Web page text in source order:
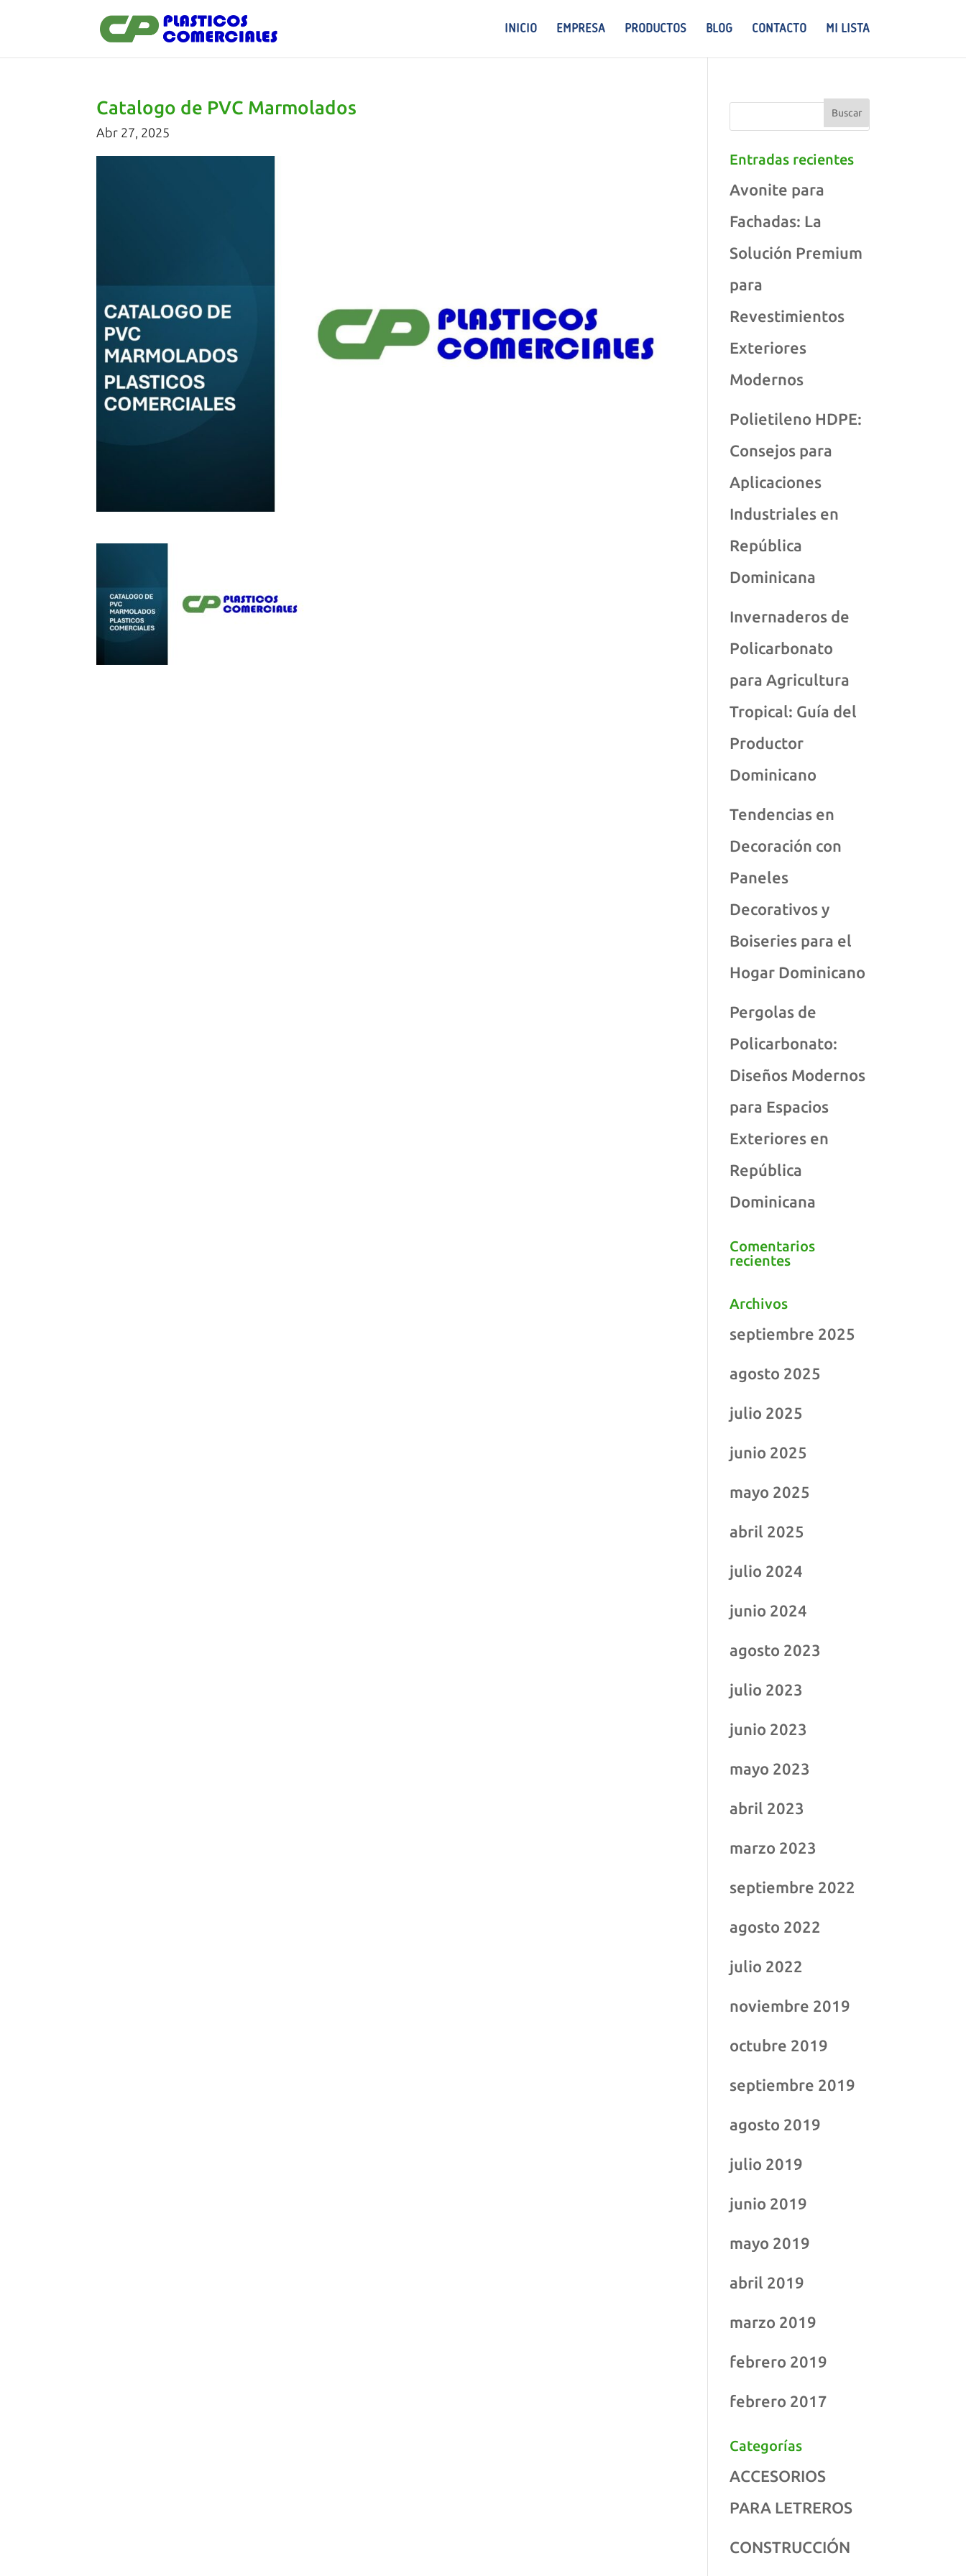
INICIO EMPRESA PRODUCTOS BLOG CONTACTO MI LISTA
Catalogo de PVC Marmolados
Abr 27, 2025
Entradas recientes
Avonite para
Fachadas: La
Solución Premium
para
Revestimientos
Exteriores
Modernos
Polietileno HDPE:
Consejos para
Aplicaciones
Industriales en
República
Dominicana
Invernaderos de
Policarbonato
para Agricultura
Tropical: Guía del
Productor
Dominicano
Tendencias en
Decoración con
Paneles
Decorativos y
Boiseries para el
Hogar Dominicano
Pergolas de
Policarbonato:
Diseños Modernos
para Espacios
Exteriores en
República
Dominicana
Comentarios
recientes
Archivos
septiembre 2025
agosto 2025
julio 2025
junio 2025
mayo 2025
abril 2025
julio 2024
junio 2024
agosto 2023
julio 2023
junio 2023
mayo 2023
abril 2023
marzo 2023
septiembre 2022
agosto 2022
julio 2022
noviembre 2019
octubre 2019
septiembre 2019
agosto 2019
julio 2019
junio 2019
mayo 2019
abril 2019
marzo 2019
febrero 2019
febrero 2017
Categorías
ACCESORIOS
PARA LETREROS
CONSTRUCCIÓN